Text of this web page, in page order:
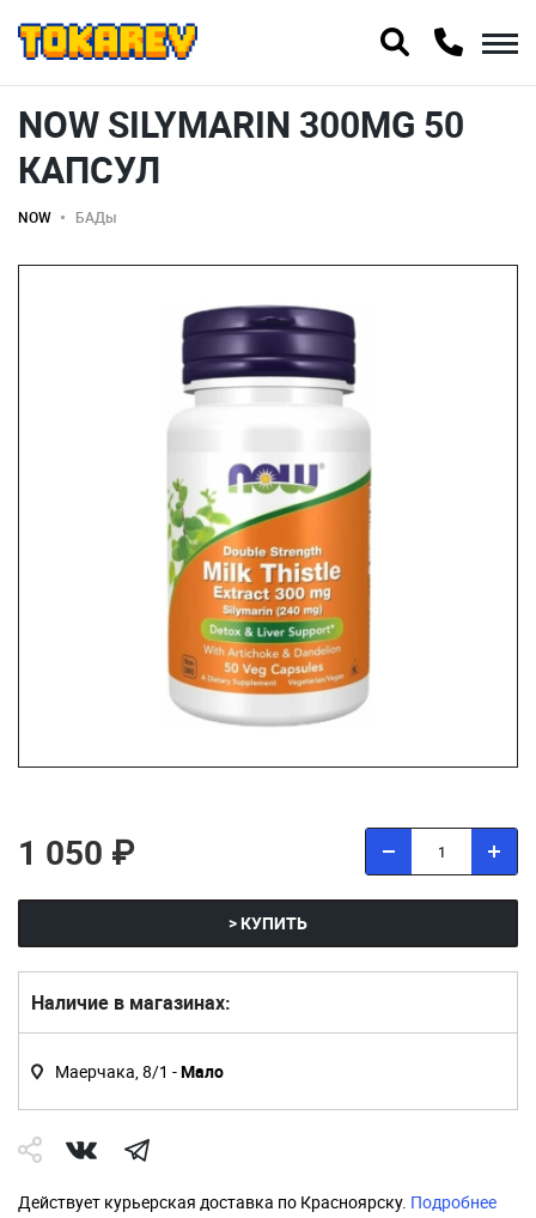
NOW SILYMARIN 300MG 50
КАПСУЛ
NOW БАДы
1 050 ₽
> КУПИТЬ
Наличие в магазинах:
Маерчака, 8/1 -Мало
Действует курьерская доставка по Красноярску. Подробнее